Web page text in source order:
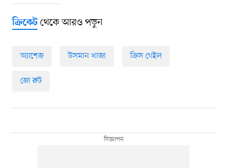
ক্রিকেটথেকে আরও পড়ুন
অ্যাশেজ উসমান খাজা ক্রিস গেইল
জো রুট